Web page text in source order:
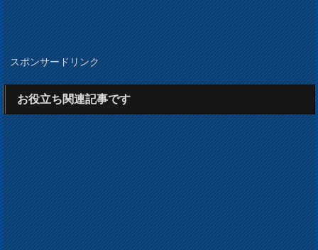
スポンサードリンク
お役立ち関連記事です